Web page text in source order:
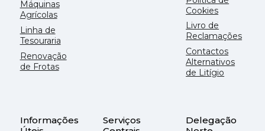
Máquinas
Agrícolas
Linha de
Tesouraria
Renovação
de Frotas
Cookies
Livro de
Reclamações
Contactos
Alternativos
de Litígio
Informações
Serviços
Delegação